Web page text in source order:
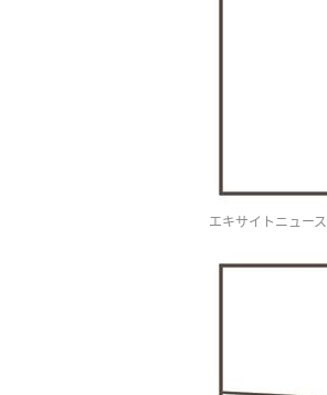
エキサイトニュース